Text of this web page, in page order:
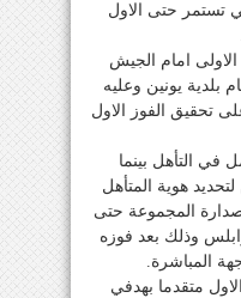
تستمر حتى الاول
امام الجيش
يونين وعليه
تحقيق الفوز الاول
في التأهل بينما
هوية المتأهل
المجموعة حتى
وذلك بعد فوزه
المباشرة.
متقدما بهدفي